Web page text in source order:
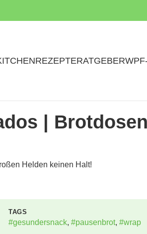
REZEPTERATGEBER
|
Helden keinen Halt!
TAGS
#gesundersnack, #pausenbrot, #wrap